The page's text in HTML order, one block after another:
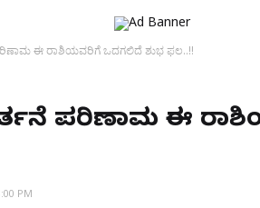
ಈ ರಾಶಿಯವರಿಗೆ ಒದಗಲಿದೆ ಶುಭ ಫಲ..!!
ಪರಿಣಾಮ ಈ
PM